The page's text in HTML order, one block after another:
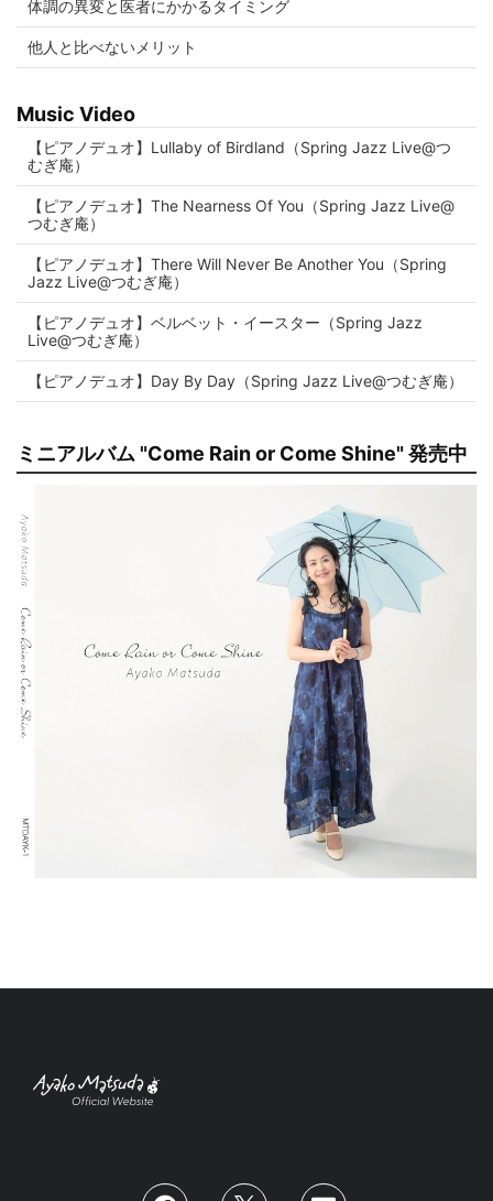
体調の異変と医者にかかるタイミング
他人と比べないメリット
Music Video
【ピアノデュオ】Lullaby of Birdland（Spring Jazz Live@つ
むぎ庵）
【ピアノデュオ】The Nearness Of You（Spring Jazz Live@
つむぎ庵）
【ピアノデュオ】There Will Never Be Another You（Spring
Jazz Live@つむぎ庵）
【ピアノデュオ】ベルベット・イースター（Spring Jazz
Live@つむぎ庵）
【ピアノデュオ】Day By Day（Spring Jazz Live@つむぎ庵）
ミニアルバム "Come Rain or Come Shine" 発売中